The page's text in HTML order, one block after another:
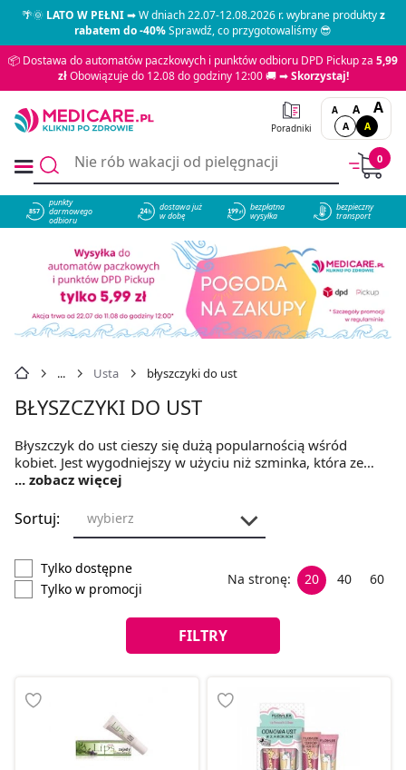
🌴🌞LATO W PEŁNI➡ W dniach 22.07-12.08.2026 r. wybrane produktyz
rabatem do -40%Sprawdź, co przygotowaliśmy 😎
📦 Dostawa do automatów paczkowych i punktów odbioru DPD Pickup za 5,99
złObowiązuje do 12.08 do godziny 12:00 🚚 ➡Skorzystaj!
Poradniki
A A A
A A
0
857
punkty
darmowego
odbioru
dostawa już
w dobę
bezpłatna
wysyłka
bezpieczny
transport
Usta błyszczyki do ust
BŁYSZCZYKI DO UST
Błyszczyk do ust cieszy się dużą popularnością wśród
kobiet. Jest wygodniejszy w użyciu niż szminka, która ze
względu na pigmentację wymaga starannego
internetowej ofercie Medicare.pl.
... zobacz więcej
Sortuj: wybierz
Tylko dostępne
Tylko w promocji
Na stronę: 20 40 60
FILTRY